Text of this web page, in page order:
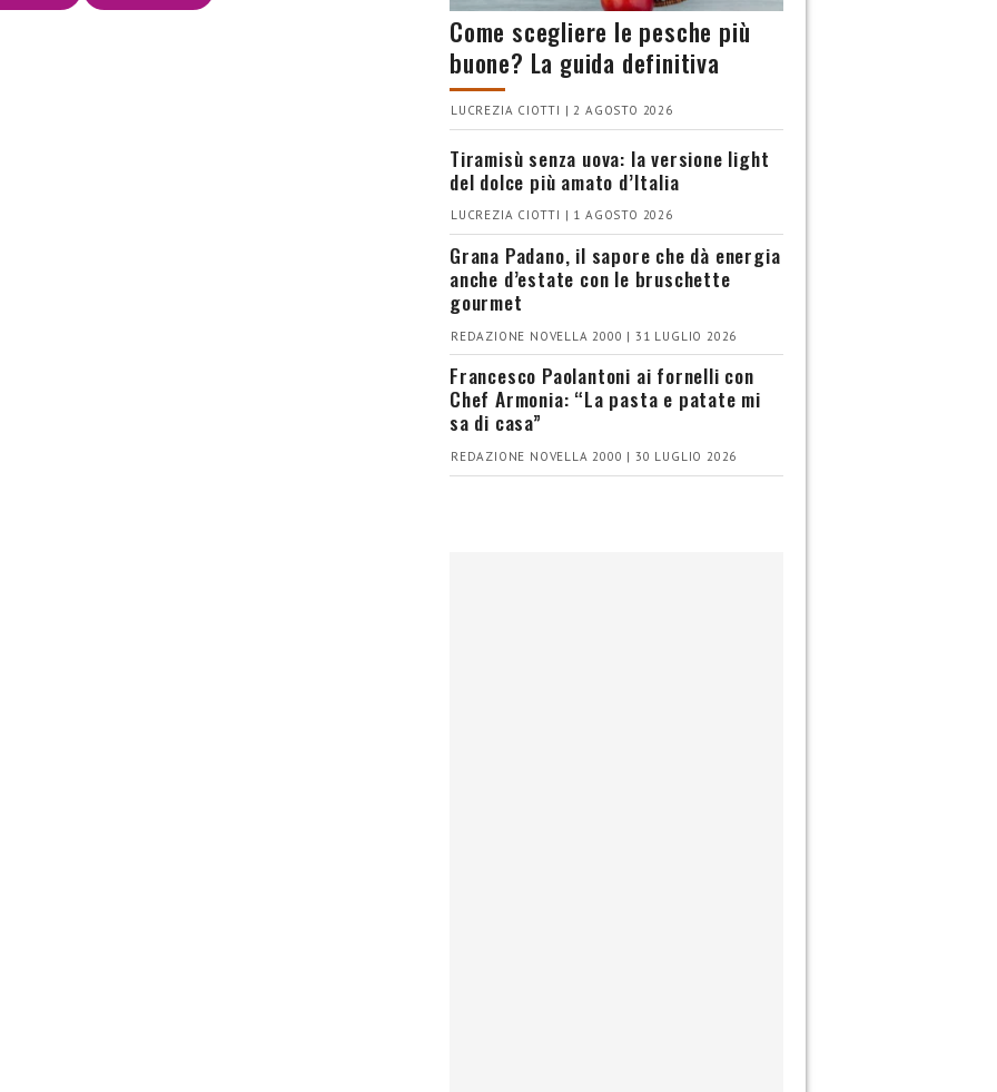
Come scegliere le pesche più
buone? La guida definitiva
LUCREZIA CIOTTI | 2 AGOSTO 2026
Tiramisù senza uova: la versione light
del dolce più amato d’Italia
LUCREZIA CIOTTI | 1 AGOSTO 2026
Grana Padano, il sapore che dà energia
anche d’estate con le bruschette
gourmet
REDAZIONE NOVELLA 2000 | 31 LUGLIO 2026
Francesco Paolantoni ai fornelli con
Chef Armonia: “La pasta e patate mi
sa di casa”
REDAZIONE NOVELLA 2000 | 30 LUGLIO 2026